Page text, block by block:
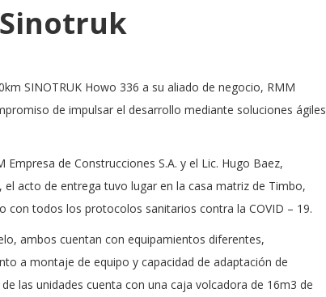
SINOTRUK Howo 336 a su aliado de negocio, RMM
de impulsar el desarrollo mediante soluciones ágiles
de Construcciones S.A. y el Lic. Hugo Baez,
acto de entrega tuvo lugar en la casa matriz de Timbo,
con todos los protocolos sanitarios contra la COVID – 19.
ambos cuentan con equipamientos diferentes,
a montaje de equipo y capacidad de adaptación de
las unidades cuenta con una caja volcadora de 16m3 de